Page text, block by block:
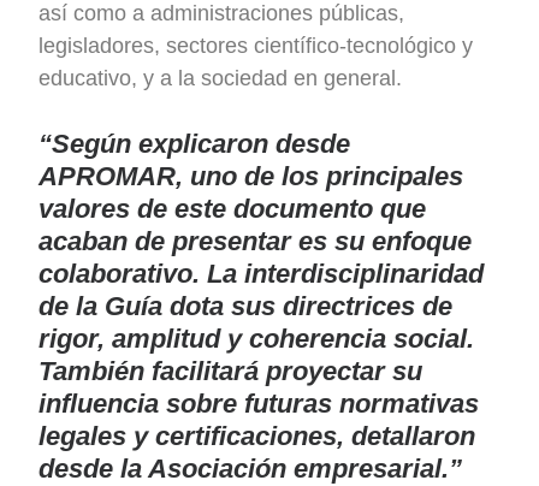
así como a administraciones públicas,
legisladores, sectores científico-tecnológico y
educativo, y a la sociedad en general.
“Según explicaron desde
APROMAR, uno de los principales
valores de este documento que
acaban de presentar es su enfoque
colaborativo. La interdisciplinaridad
de la Guía dota sus directrices de
rigor, amplitud y coherencia social.
También facilitará proyectar su
influencia sobre futuras normativas
legales y certificaciones, detallaron
desde la Asociación empresarial.”